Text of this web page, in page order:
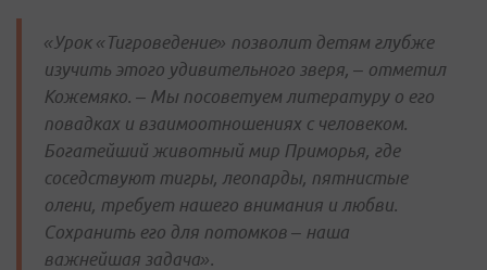
«Урок «Тигроведение» позволит детям глубже
изучить этого удивительного зверя, – отметил
Кожемяко. – Мы посоветуем литературу о его
повадках и взаимоотношениях с человеком.
Богатейший животный мир Приморья, где
соседствуют тигры, леопарды, пятнистые
олени, требует нашего внимания и любви.
Сохранить его для потомков – наша
важнейшая задача».